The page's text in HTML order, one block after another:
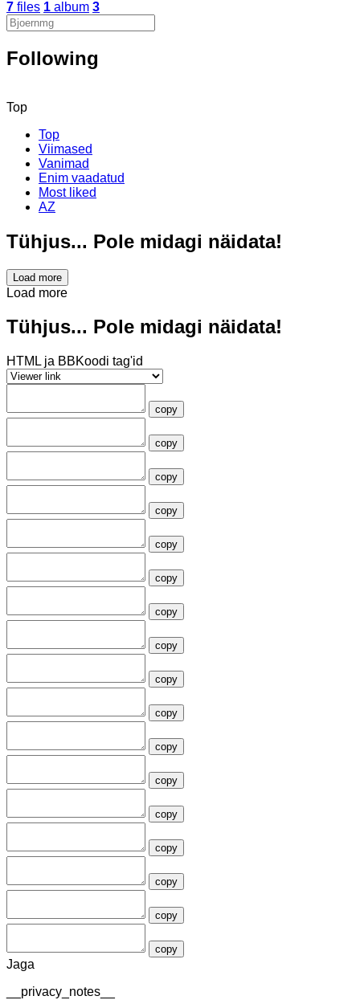
7 files 1 album 3
Following
Top
Top
Viimased
Vanimad
Enim vaadatud
Most liked
AZ
Tühjus... Pole midagi näidata!
Load more
Load more
Tühjus... Pole midagi näidata!
HTML ja BBKoodi tag'id
copy
copy
copy
copy
copy
copy
copy
copy
copy
copy
copy
copy
copy
copy
copy
copy
copy
Jaga
__privacy_notes__